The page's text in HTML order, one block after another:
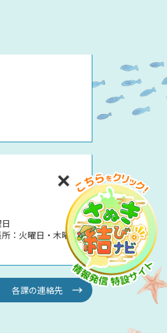
：火曜日・木曜日
各課の連絡先